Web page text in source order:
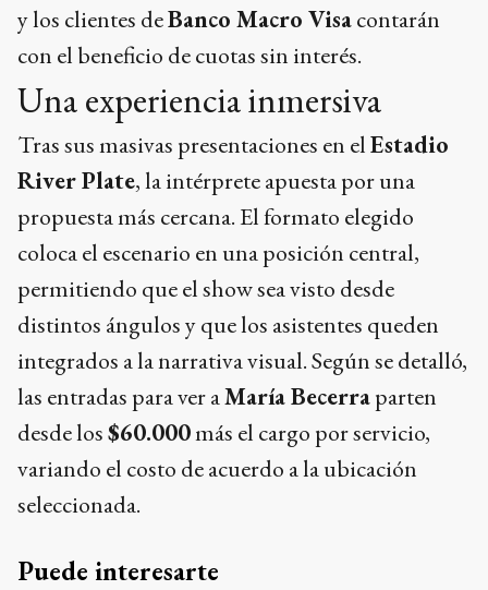
y los clientes deBanco Macro Visacontarán
con el beneficio de cuotas sin interés.
Una experiencia inmersiva
Tras sus masivas presentaciones en elEstadio
River Plate, la intérprete apuesta por una
propuesta más cercana. El formato elegido
coloca el escenario en una posición central,
permitiendo que el show sea visto desde
distintos ángulos y que los asistentes queden
integrados a la narrativa visual. Según se detalló,
las entradas para ver aMaría Becerraparten
desde los$60.000más el cargo por servicio,
variando el costo de acuerdo a la ubicación
seleccionada.
Puede interesarte